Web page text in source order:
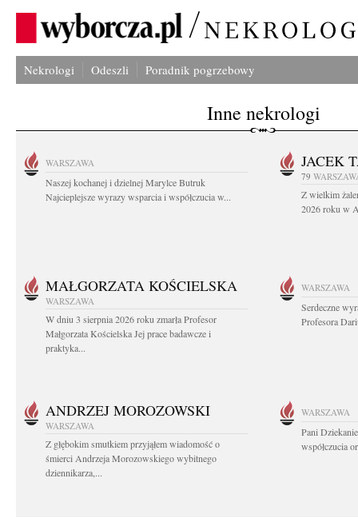
Nekrologi Odeszli Poradnik pogrzebowy
Inne nekrologi
WARSZAWA
Naszej kochanej i dzielnej Marylce Butruk
Najcieplejsze wyrazy wsparcia i współczucia w...
JACEK
79
Z wielkim
2026 roku w
MAŁGORZATA KOŚCIELSKA
WARSZAWA
W dniu 3 sierpnia 2026 roku zmarła Profesor
Małgorzata Kościelska Jej prace badawcze i
praktyka...
WARSZAWA
Serdeczne
Profesora
ANDRZEJ MOROZOWSKI
WARSZAWA
Z głębokim smutkiem przyjąłem wiadomość o
śmierci Andrzeja Morozowskiego wybitnego
dziennikarza,...
WARSZAWA
Pani
współczucia